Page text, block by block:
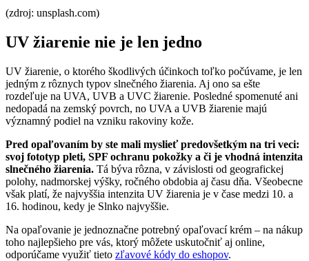
(zdroj: unsplash.com)
UV žiarenie nie je len jedno
UV žiarenie, o ktorého škodlivých účinkoch toľko počúvame, je len
jedným z rôznych typov slnečného žiarenia. Aj ono sa ešte
rozdeľuje na UVA, UVB a UVC žiarenie. Posledné spomenuté ani
nedopadá na zemský povrch, no UVA a UVB žiarenie majú
významný podiel na vzniku rakoviny kože.
Pred opaľovaním by ste mali myslieť predovšetkým na tri veci:
svoj fototyp pleti, SPF ochranu pokožky a či je vhodná intenzita
slnečného žiarenia. Tá býva rôzna, v závislosti od geografickej
polohy, nadmorskej výšky, ročného obdobia aj času dňa. Všeobecne
však platí, že najvyššia intenzita UV žiarenia je v čase medzi 10. a
16. hodinou, kedy je Slnko najvyššie.
Na opaľovanie je jednoznačne potrebný opaľovací krém – na nákup
toho najlepšieho pre vás, ktorý môžete uskutočniť aj online,
odporúčame využiť tieto zľavové kódy do eshopov.